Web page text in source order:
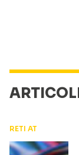
RETI AT